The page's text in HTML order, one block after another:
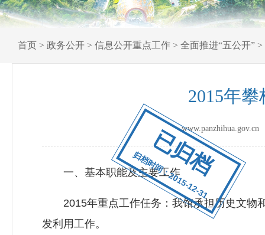
已归档
归档时间：2015-12-31
首页 > 政务公开 > 信息公开重点工作 > 全面推进“五公开” >
2015年
一、基本职能及主要工作
2015年重点工作任务：我馆承担历史文物和
发利用工作。